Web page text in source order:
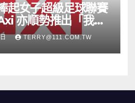
起女子超級足球聯賽
亦順勢推出「我的
動
TERRY@111.COM.TW